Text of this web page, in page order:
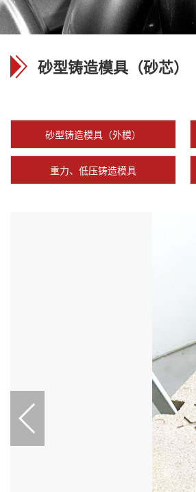
砂型铸造模具（砂芯）
砂型铸造模具（外模）
重力、低压铸造模具